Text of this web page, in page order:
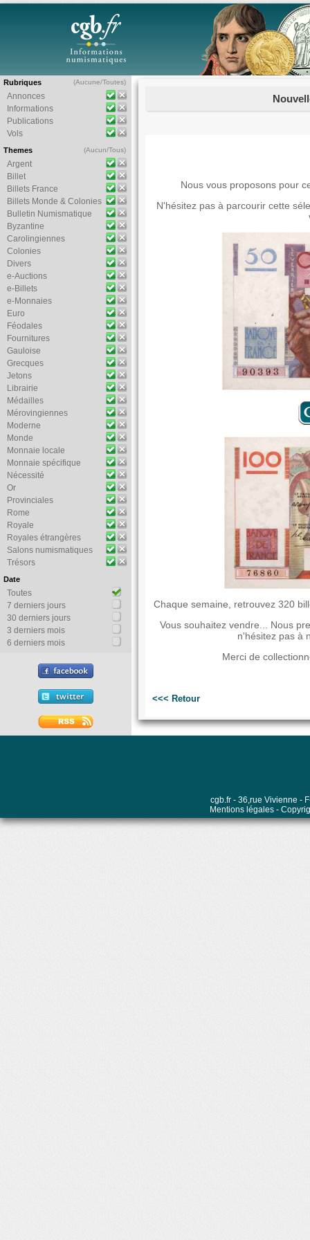
Rubriques (Aucune/Toutes)
Annonces
Informations
Publications
Vols
Themes (Aucun/Tous)
Argent
Billet
Billets France
Billets Monde & Colonies
Bulletin Numismatique
Byzantine
Carolingiennes
Colonies
Divers
e-Auctions
e-Billets
e-Monnaies
Euro
Féodales
Fournitures
Gauloise
Grecques
Jetons
Librairie
Médailles
Mérovingiennes
Moderne
Monde
Monnaie locale
Monnaie spécifique
Nécessité
Or
Provinciales
Rome
Royale
Royales étrangères
Salons numismatiques
Trésors
Date
Toutes
7 derniers jours
30 derniers jours
3 derniers mois
6 derniers mois
Nous vous proposons pour
N'hésitez pas à parcourir cette
Chaque semaine, retrouvez 320
Vous souhaitez vendre... Nous
n'hésitez pas à
Merci de
<<< Retour
cgb.fr - 36,rue Vivienne -
Mentions légales-